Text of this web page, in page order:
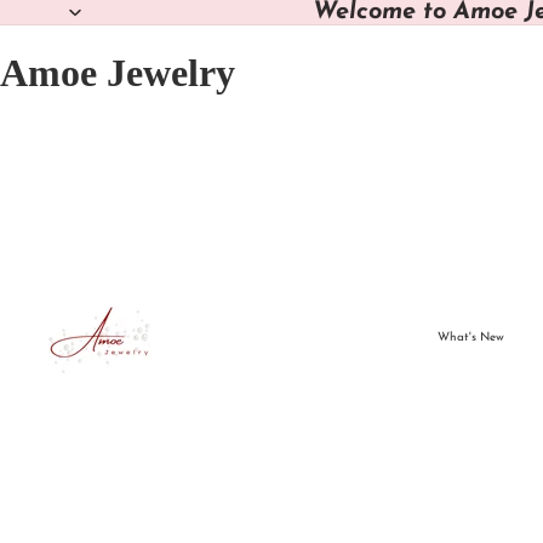
Welcome to Amoe
Amoe Jewelry
What's New